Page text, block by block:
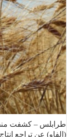
– كشفت منظمة